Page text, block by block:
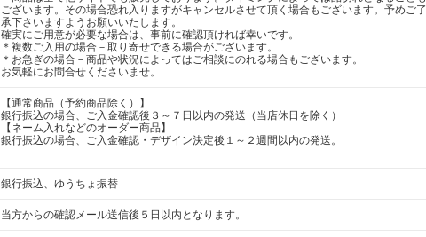
ございます。その場合恐れ入りますがキャンセルさせて頂く場合もございます。予めご了
承下さいますようお願いいたします。
確実にご用意が必要な場合は、事前に確認頂ければ幸いです。
＊複数ご入用の場合－取り寄せできる場合がございます。
＊お急ぎの場合－商品や状況によってはご相談にのれる場合もございます。
お気軽にお問合せくださいませ。
【通常商品（予約商品除く）】
銀行振込の場合、ご入金確認後３～７日以内の発送（当店休日を除く）
【ネーム入れなどのオーダー商品】
銀行振込の場合、ご入金確認・デザイン決定後１～２週間以内の発送。
銀行振込、ゆうちょ振替
当方からの確認メール送信後５日以内となります。